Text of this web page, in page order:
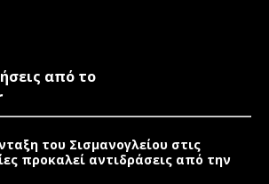
από το
του Σισμανογλείου στις
προκαλεί αντιδράσεις από την